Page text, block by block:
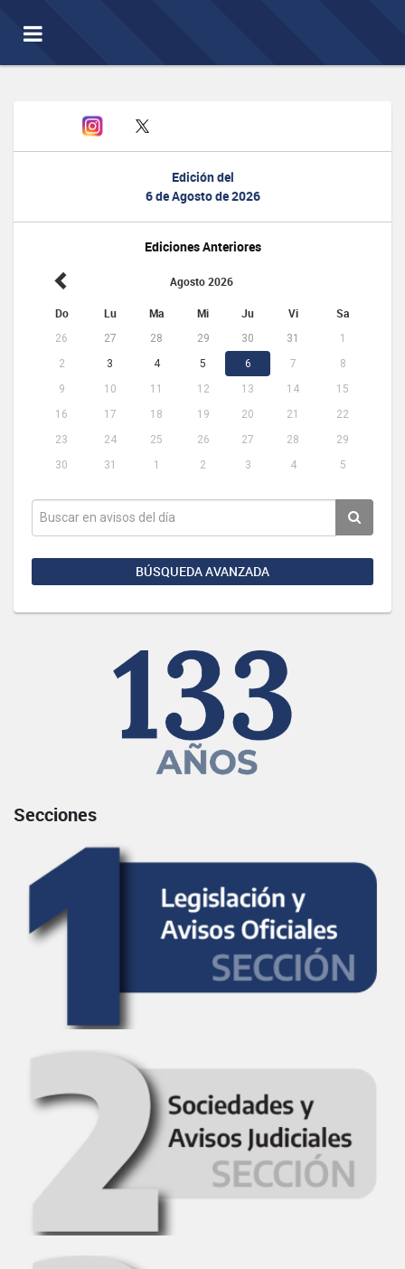
Toggle
navigation
Edición del
6 de Agosto de 2026
Ediciones Anteriores
Agosto 2026
Do Lu Ma Mi Ju Vi Sa
26 27 28 29 30 31
1
2
3 4 5 6 7
8
9
10 11 12 13 14
15
16
17 18 19 20 21
22
23
24 25 26 27 28
29
30
31 1 2 3 4 5
BÚSQUEDA AVANZADA
Secciones